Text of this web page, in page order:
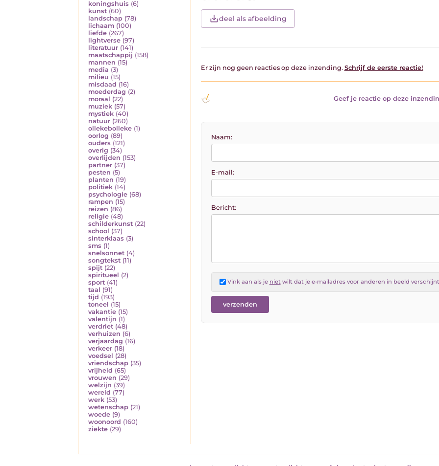
koningshuis (6)
kunst (60)
landschap (78)
lichaam (100)
liefde (267)
lightverse (97)
literatuur (141)
maatschappij (158)
mannen (15)
media (3)
milieu (15)
misdaad (16)
moederdag (2)
moraal (22)
muziek (57)
mystiek (40)
natuur (260)
ollekebolleke (1)
oorlog (89)
ouders (121)
overig (34)
overlijden (153)
partner (37)
pesten (5)
planten (19)
politiek (14)
psychologie (68)
rampen (15)
reizen (86)
religie (48)
schilderkunst (22)
school (37)
sinterklaas (3)
sms (1)
snelsonnet (4)
songtekst (11)
spijt (22)
spiritueel (2)
sport (41)
taal (91)
tijd (193)
toneel (15)
vakantie (15)
valentijn (1)
verdriet (48)
verhuizen (6)
verjaardag (16)
verkeer (18)
voedsel (28)
vriendschap (35)
vrijheid (65)
vrouwen (29)
welzijn (39)
wereld (77)
werk (53)
wetenschap (21)
woede (9)
woonoord (160)
ziekte (29)
deel als afbeelding
Er zijn nog geen reacties op deze inzending. Schrijf de eerste reactie!
Geef je reactie op deze
Naam:
E-mail:
Bericht:
Vink aan als je nietwilt dat je e-mailadres voor anderen in beeld verschijnt